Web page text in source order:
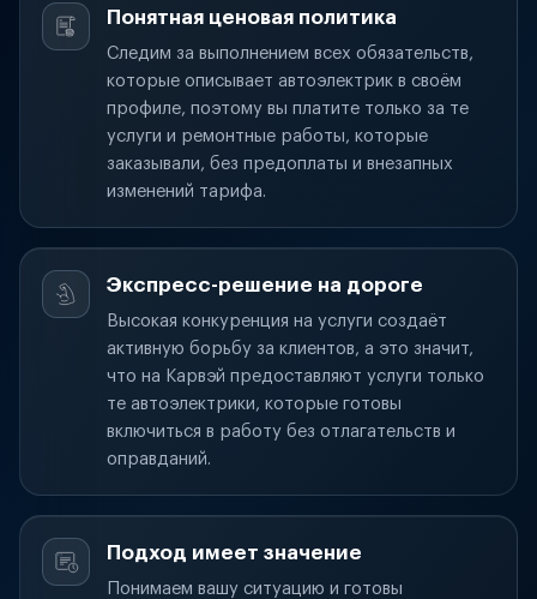
Понятная ценовая политика
Следим за выполнением всех обязательств,
которые описывает автоэлектрик в своём
профиле, поэтому вы платите только за те
услуги и ремонтные работы, которые
заказывали, без предоплаты и внезапных
изменений тарифа.
Экспресс-решение на дороге
Высокая конкуренция на услуги создаёт
активную борьбу за клиентов, а это значит,
что на Карвэй предоставляют услуги только
те автоэлектрики, которые готовы
включиться в работу без отлагательств и
оправданий.
Подход имеет значение
Понимаем вашу ситуацию и готовы